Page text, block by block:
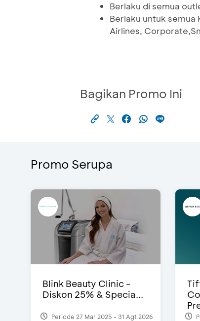
Berlaku di semua
Berlaku untuk
Airlines,
Bagikan Promo Ini
Promo Serupa
Blink Beauty Clinic -
Diskon 25% & Specia...
Periode 27 Mar 2025 - 31 Agt 2026